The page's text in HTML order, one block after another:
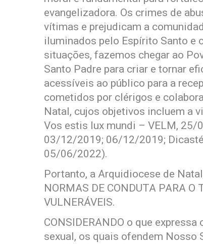
evangelizadora. Os crimes de
vítimas e prejudicam a
iluminados pelo Espírito Santo e
situações, fazemos chegar ao
Santo Padre para criar e tornar
acessíveis ao público para a
cometidos por clérigos e
Natal, cujos objetivos incluem a
Vos estis lux mundi – VELM, 25/
03/12/2019; 06/12/2019;
05/06/2022).
Portanto, a Arquidiocese de
NORMAS DE CONDUTA PARA O
VULNERÁVEIS.
CONSIDERANDO o que
sexual, os quais ofendem Nosso